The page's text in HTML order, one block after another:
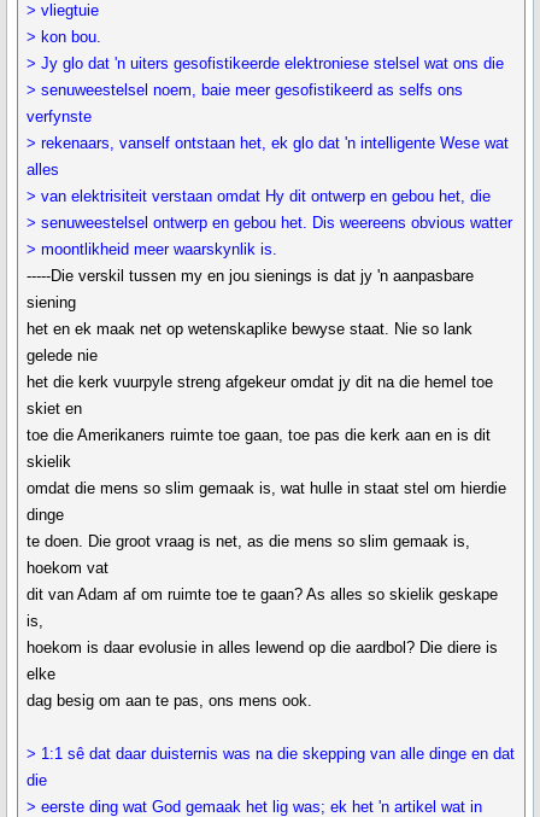
> vliegtuie
> kon bou.
> Jy glo dat 'n uiters gesofistikeerde elektroniese stelsel wat ons die
> senuweestelsel noem, baie meer gesofistikeerd as selfs ons
verfynste
> rekenaars, vanself ontstaan het, ek glo dat 'n intelligente Wese wat
alles
> van elektrisiteit verstaan omdat Hy dit ontwerp en gebou het, die
> senuweestelsel ontwerp en gebou het. Dis weereens obvious watter
> moontlikheid meer waarskynlik is.
-----Die verskil tussen my en jou sienings is dat jy 'n aanpasbare
siening
het en ek maak net op wetenskaplike bewyse staat. Nie so lank
gelede nie
het die kerk vuurpyle streng afgekeur omdat jy dit na die hemel toe
skiet en
toe die Amerikaners ruimte toe gaan, toe pas die kerk aan en is dit
skielik
omdat die mens so slim gemaak is, wat hulle in staat stel om hierdie
dinge
te doen. Die groot vraag is net, as die mens so slim gemaak is,
hoekom vat
dit van Adam af om ruimte toe te gaan? As alles so skielik geskape
is,
hoekom is daar evolusie in alles lewend op die aardbol? Die diere is
elke
dag besig om aan te pas, ons mens ook.
> 1:1 sê dat daar duisternis was na die skepping van alle dinge en dat
die
> eerste ding wat God gemaak het lig was; ek het 'n artikel wat in